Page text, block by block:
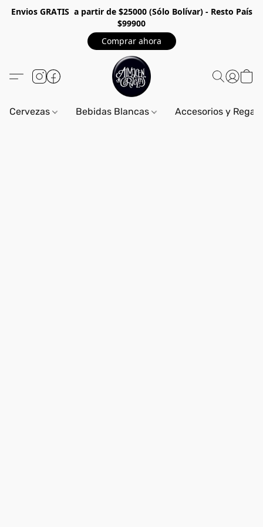
Envios GRATIS a partir de $25000 (Sólo Bolívar) - Resto País
$99900
Comprar ahora
Cervezas Bebidas Blancas Accesorios y